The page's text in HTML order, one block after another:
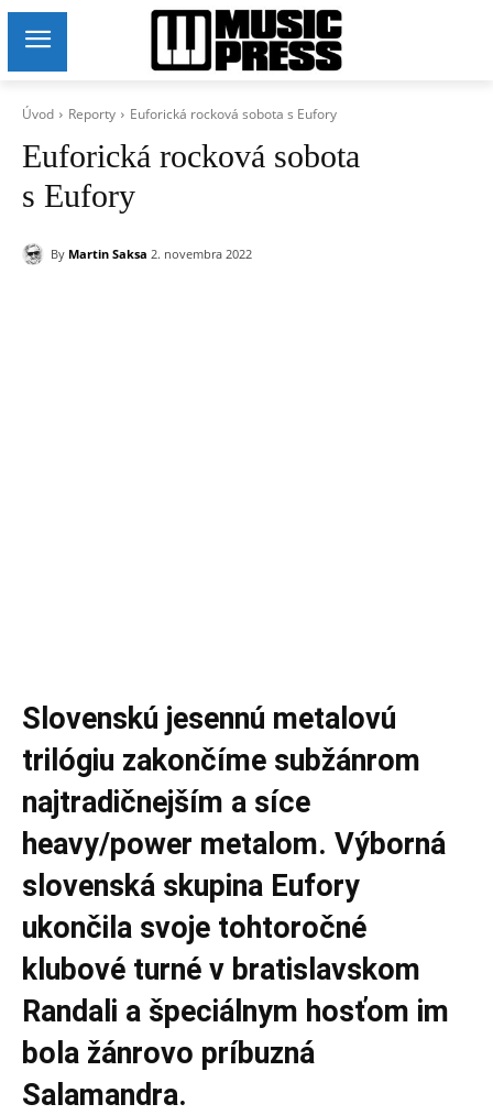
Úvod Reporty Euforická rocková sobota s Eufory
Euforická rocková sobota
s Eufory
By Martin Saksa 2. novembra 2022
Slovenskú jesennú metalovú
trilógiu zakončíme subžánrom
najtradičnejším a síce
heavy/power metalom. Výborná
slovenská skupina Eufory
ukončila svoje tohtoročné
klubové turné v bratislavskom
Randali a špeciálnym hosťom im
bola žánrovo príbuzná
Salamandra.